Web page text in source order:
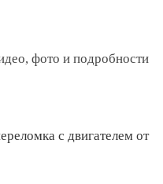
фото и подробности
с двигателем от